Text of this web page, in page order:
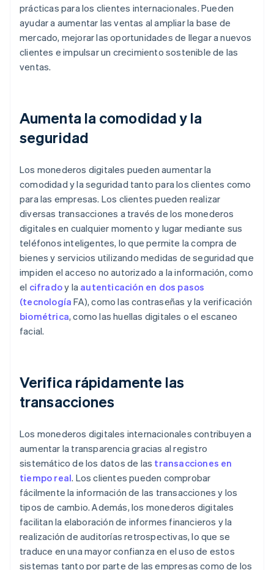
prácticas para los clientes internacionales. Pueden
ayudar a aumentar las ventas al ampliar la base de
mercado, mejorar las oportunidades de llegar a nuevos
clientes e impulsar un crecimiento sostenible de las
ventas.
Aumenta la comodidad y la
seguridad
Los monederos digitales pueden aumentar la
comodidad y la seguridad tanto para los clientes como
para las empresas. Los clientes pueden realizar
diversas transacciones a través de los monederos
digitales en cualquier momento y lugar mediante sus
teléfonos inteligentes, lo que permite la compra de
bienes y servicios utilizando medidas de seguridad que
impiden el acceso no autorizado a la información, como
el cifradoy la autenticación en dos pasos
(tecnología FA), como las contraseñas y la verificación
biométrica, como las huellas digitales o el escaneo
facial.
Verifica rápidamente las
transacciones
Los monederos digitales internacionales contribuyen a
aumentar la transparencia gracias al registro
sistemático de los datos de las transacciones en
tiempo real. Los clientes pueden comprobar
fácilmente la información de las transacciones y los
tipos de cambio. Además, los monederos digitales
facilitan la elaboración de informes financieros y la
realización de auditorías retrospectivas, lo que se
traduce en una mayor confianza en el uso de estos
sistemas tanto por parte de las empresas como de los